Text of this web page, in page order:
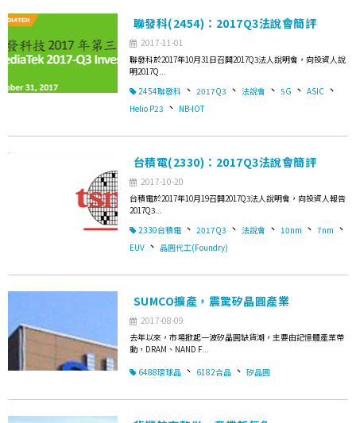
聯發科(2454)：2017Q3法說會簡評
2017-11-01
聯發科於2017年10月31日召開2017Q3法人說明會，向投資人說
明2017Q...
2454聯發科 、 2017Q3 、 法說會 、 5G 、 ASIC 、
Helio P23 、 NB-IOT
台積電(2330)：2017Q3法說會簡評
2017-10-20
台積電於2017年10月19召開2017Q3法人說明會，向投資人報告
2017Q3...
2330台積電 、 2017Q3 、 法說會 、 10nm 、 7nm 、
EUV 、 晶圓代工(Foundry)
SUMCO擴產，震驚矽晶圓產業
2017-08-09
去年以來，市場掀起一波矽晶圓缺貨潮，主要由記憶體產業帶
動，DRAM、NAND F...
6488環球晶 、 6182合晶 、 矽晶圓